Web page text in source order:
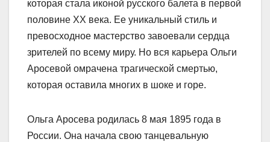
которая стала иконой русского балета в первой
половине XX века. Ее уникальный стиль и
превосходное мастерство завоевали сердца
зрителей по всему миру. Но вся карьера Ольги
Аросевой омрачена трагической смертью,
которая оставила многих в шоке и горе.
Ольга Аросева родилась 8 мая 1895 года в
России. Она начала свою танцевальную